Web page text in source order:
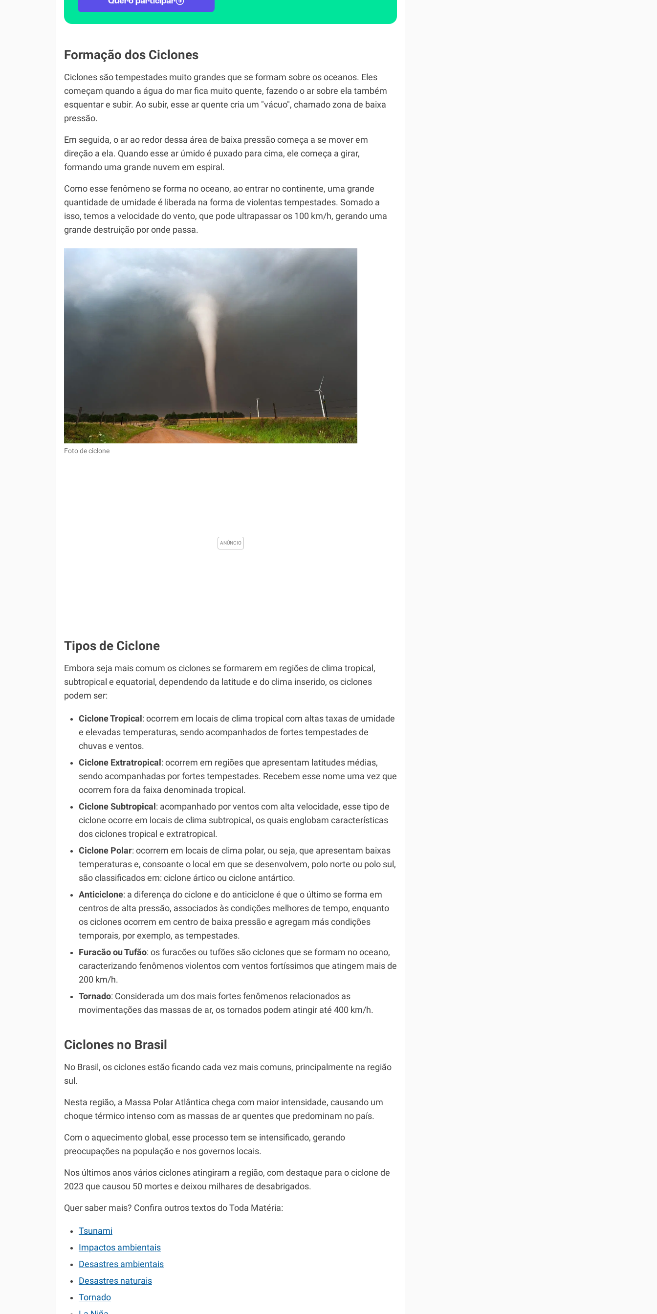
Formação dos Ciclones
Ciclones são tempestades muito grandes que se formam sobre os oceanos. Eles
começam quando a água do mar fica muito quente, fazendo o ar sobre ela também
esquentar e subir. Ao subir, esse ar quente cria um "vácuo", chamado zona de baixa
pressão.
Em seguida, o ar ao redor dessa área de baixa pressão começa a se mover em
direção a ela. Quando esse ar úmido é puxado para cima, ele começa a girar,
formando uma grande nuvem em espiral.
Como esse fenômeno se forma no oceano, ao entrar no continente, uma grande
quantidade de umidade é liberada na forma de violentas tempestades. Somado a
isso, temos a velocidade do vento, que pode ultrapassar os 100 km/h, gerando uma
grande destruição por onde passa.
Foto de ciclone
Tipos de Ciclone
Embora seja mais comum os ciclones se formarem em regiões de clima tropical,
subtropical e equatorial, dependendo da latitude e do clima inserido, os ciclones
podem ser:
Ciclone Tropical : ocorrem em locais de clima tropical com altas taxas de umidade
e elevadas temperaturas, sendo acompanhados de fortes tempestades de
chuvas e ventos.
Ciclone Extratropical : ocorrem em regiões que apresentam latitudes médias,
sendo acompanhadas por fortes tempestades. Recebem esse nome uma vez que
ocorrem fora da faixa denominada tropical.
Ciclone Subtropical : acompanhado por ventos com alta velocidade, esse tipo de
ciclone ocorre em locais de clima subtropical, os quais englobam características
dos ciclones tropical e extratropical.
Ciclone Polar: ocorrem em locais de clima polar, ou seja, que apresentam baixas
temperaturas e, consoante o local em que se desenvolvem, polo norte ou polo sul,
são classificados em: ciclone ártico ou ciclone antártico.
Anticiclone: a diferença do ciclone e do anticiclone é que o último se forma em
centros de alta pressão, associados às condições melhores de tempo, enquanto
os ciclones ocorrem em centro de baixa pressão e agregam más condições
temporais, por exemplo, as tempestades.
Furacão ou Tufão: os furacões ou tufões são ciclones que se formam no oceano,
caracterizando fenômenos violentos com ventos fortíssimos que atingem mais de
200 km/h.
Tornado: Considerada um dos mais fortes fenômenos relacionados as
movimentações das massas de ar, os tornados podem atingir até 400 km/h.
Ciclones no Brasil
No Brasil, os ciclones estão ficando cada vez mais comuns, principalmente na região
sul.
Nesta região, a Massa Polar Atlântica chega com maior intensidade, causando um
choque térmico intenso com as massas de ar quentes que predominam no país.
Com o aquecimento global, esse processo tem se intensificado, gerando
preocupações na população e nos governos locais.
Nos últimos anos vários ciclones atingiram a região, com destaque para o ciclone de
2023 que causou 50 mortes e deixou milhares de desabrigados.
Quer saber mais? Confira outros textos do Toda Matéria:
Tsunami
Impactos ambientais
Desastres ambientais
Desastres naturais
Tornado